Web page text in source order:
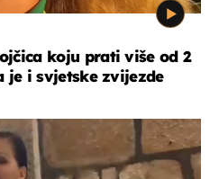
koju prati više od 2
je i svjetske zvijezde